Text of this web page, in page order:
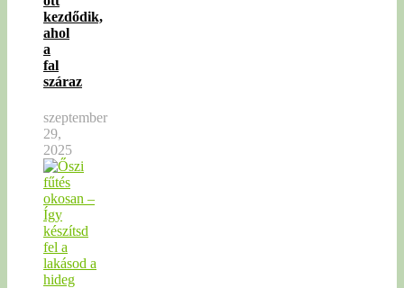
kezdődik,
ahol
a
fal
száraz
szeptember
29,
2025